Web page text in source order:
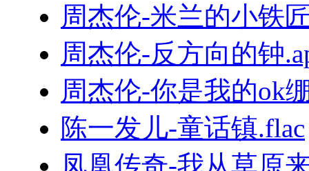
周杰伦-米兰的小铁
周杰伦-反方向的钟
周杰伦-你是我的ok
陈一发儿-童话镇.flac